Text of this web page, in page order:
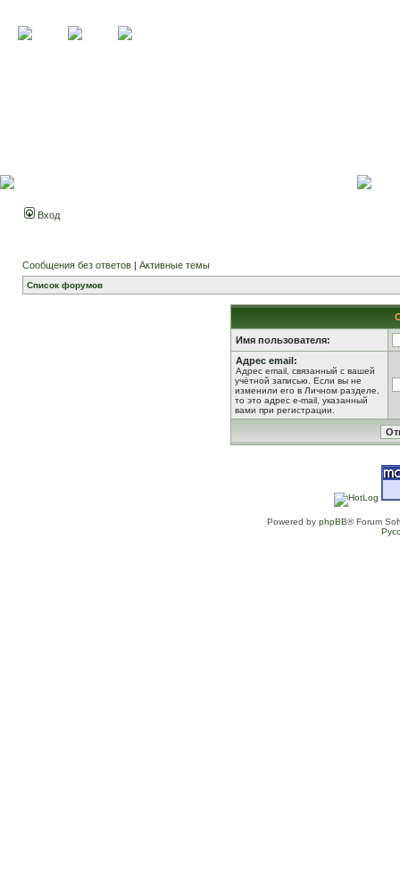
Вход
Сообщения без ответов | Активные темы
Список форумов
Имя пользователя:
Адрес email:
Адрес email, связанный с вашей
учётной записью. Если вы не
изменили его в Личном разделе,
то это адрес e-mail, указанный
вами при регистрации.
Powered by phpBB® Forum